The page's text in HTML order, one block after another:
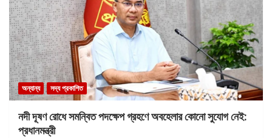
অন্যান্য সদ্য প্রকাশিত
নদী দূষণ রোধে সমন্বিত পদক্ষেপ গ্রহণে অবহেলার কোনো সুযোগ নেই:
প্রধানমন্ত্রী